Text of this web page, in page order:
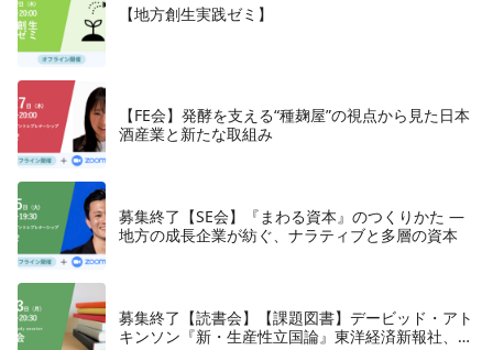
【地方創生実践ゼミ】
【FE会】発酵を支える“種麹屋”の視点から見た日本
酒産業と新たな取組み
募集終了【SE会】『まわる資本』のつくりかた —
地方の成長企業が紡ぐ、ナラティブと多層の資本
募集終了【読書会】【課題図書】デービッド・アト
キンソン『新・生産性立国論』東洋経済新報社、